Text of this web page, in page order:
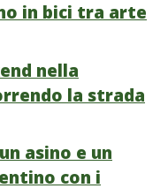
in bici tra arte
nella
la strada
asino e un
con i